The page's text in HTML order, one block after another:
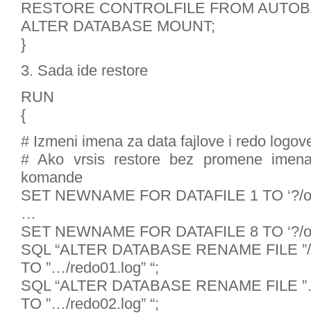
RESTORE CONTROLFILE FROM
ALTER DATABASE MOUNT;
}
3. Sada ide restore
RUN
{
# Izmeni imena za data fajlove i redo
# Ako vrsis restore bez promene
komande
SET NEWNAME FOR DATAFILE 1 TO ‘?/
…
SET NEWNAME FOR DATAFILE 8 TO ‘?/
SQL “ALTER DATABASE RENAME FILE
TO ”…/redo01.log” “;
SQL “ALTER DATABASE RENAME FILE
TO ”…/redo02.log” “;